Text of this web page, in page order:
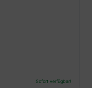
Sofort verfügbar!